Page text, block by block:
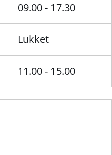
09.00 - 17.30
Lukket
11.00 - 15.00